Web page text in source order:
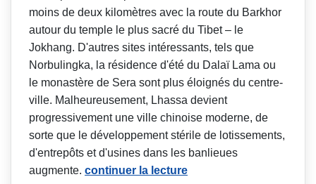
moins de deux kilomètres avec la route du Barkhor
autour du temple le plus sacré du Tibet – le
Jokhang. D'autres sites intéressants, tels que
Norbulingka, la résidence d'été du Dalaï Lama ou
le monastère de Sera sont plus éloignés du centre-
ville. Malheureusement, Lhassa devient
progressivement une ville chinoise moderne, de
sorte que le développement stérile de lotissements,
d'entrepôts et d'usines dans les banlieues
augmente. continuer la lecture